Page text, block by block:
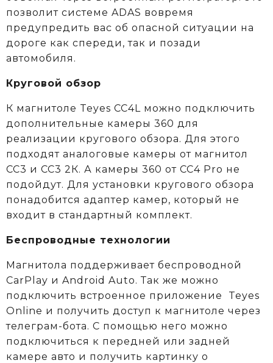
позволит системе ADAS вовремя
предупредить вас об опасной ситуации на
дороге как спереди, так и позади
автомобиля.
Круговой обзор
К магнитоле Teyes CC4L можно подключить
дополнительные камеры 360 для
реализации кругового обзора. Для этого
подходят аналоговые камеры от магнитол
СС3 и СС3 2К. А камеры 360 от CC4 Pro не
подойдут. Для установки кругового обзора
понадобится адаптер камер, который не
входит в стандартный комплект.
Беспроводные технологии
Магнитола поддерживает беспроводной
CarPlay и Android Auto. Так же можно
подключить встроенное приложение Teyes
Online и получить доступ к магнитоле через
телеграм-бота. С помощью него можно
подключиться к передней или задней
камере авто и получить картинку о